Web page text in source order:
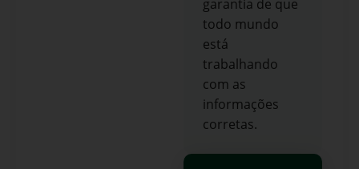
garantia de que
todo mundo
está
trabalhando
com as
informações
corretas.